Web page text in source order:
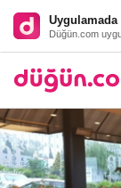
Uygulamada
Düğün.com